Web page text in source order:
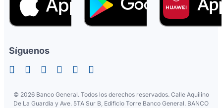
Síguenos
© 2026 Banco General. Todos los derechos reservados. Calle Aquilino
De La Guardia y Ave. 5TA Sur B, Edificio Torre Banco General. BANCO